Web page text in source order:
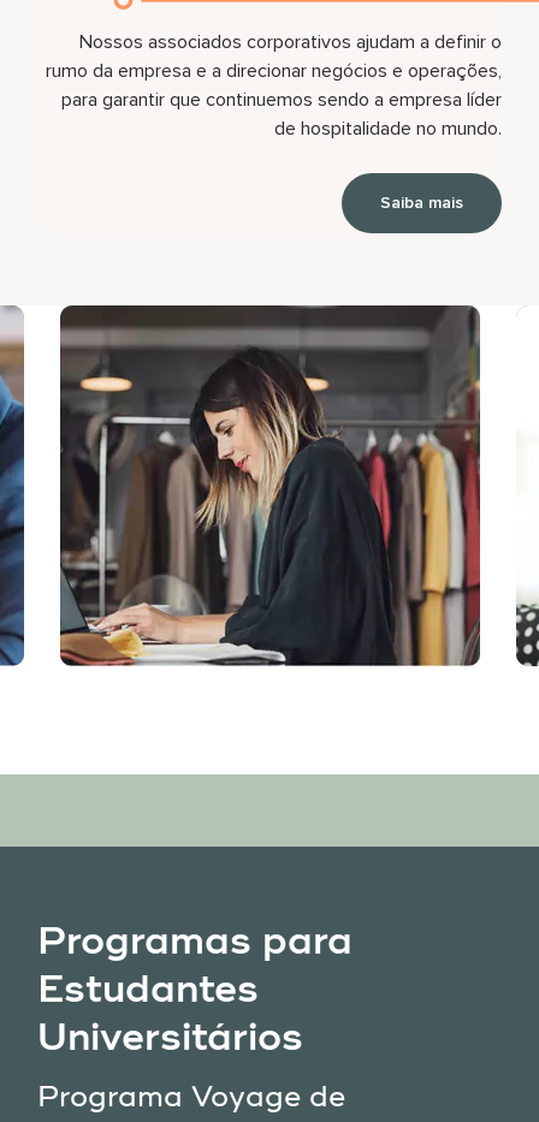
Nossos associados corporativos ajudam a definir o
rumo da empresa e a direcionar negócios e operações,
para garantir que continuemos sendo a empresa líder
de hospitalidade no mundo.
Saiba mais
Programas para
Estudantes
Universitários
Programa Voyage de